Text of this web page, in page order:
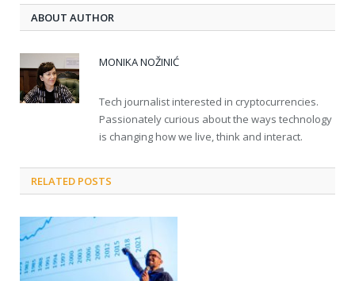
ABOUT AUTHOR
MONIKA NOŽINIĆ
Tech journalist interested in cryptocurrencies.
Passionately curious about the ways technology
is changing how we live, think and interact.
RELATED POSTS